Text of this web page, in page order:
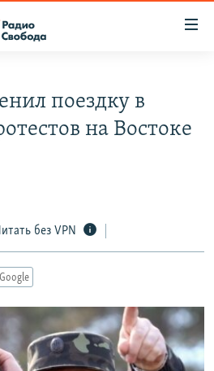
поездку в
на Востоке
без VPN